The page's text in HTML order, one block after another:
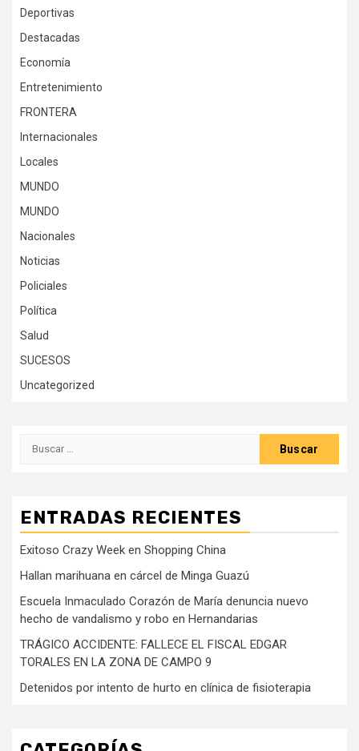
Deportivas
Destacadas
Economía
Entretenimiento
FRONTERA
Internacionales
Locales
MUNDO
MUNDO
Nacionales
Noticias
Policiales
Política
Salud
SUCESOS
Uncategorized
Buscar:
ENTRADAS RECIENTES
Exitoso Crazy Week en Shopping China
Hallan marihuana en cárcel de Minga Guazú
Escuela Inmaculado Corazón de María denuncia nuevo
hecho de vandalismo y robo en Hernandarias
TRÁGICO ACCIDENTE: FALLECE EL FISCAL EDGAR
TORALES EN LA ZONA DE CAMPO 9
Detenidos por intento de hurto en clínica de fisioterapia